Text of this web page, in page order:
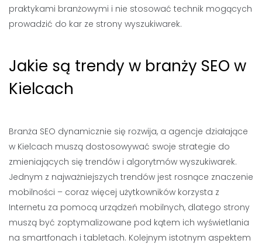
praktykami branżowymi i nie stosować technik mogących
prowadzić do kar ze strony wyszukiwarek.
Jakie są trendy w branży SEO w
Kielcach
Branża SEO dynamicznie się rozwija, a agencje działające
w Kielcach muszą dostosowywać swoje strategie do
zmieniających się trendów i algorytmów wyszukiwarek.
Jednym z najważniejszych trendów jest rosnące znaczenie
mobilności – coraz więcej użytkowników korzysta z
Internetu za pomocą urządzeń mobilnych, dlatego strony
muszą być zoptymalizowane pod kątem ich wyświetlania
na smartfonach i tabletach. Kolejnym istotnym aspektem